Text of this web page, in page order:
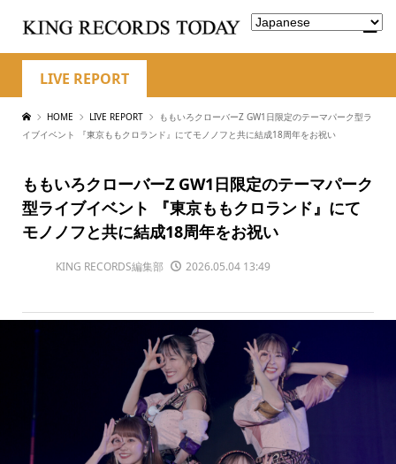
LIVE REPORT
HOME LIVE REPORT
ももいろクローバーZ GW1日限定のテーマパーク型ラ
イブイベント 『東京ももクロランド』にてモノノフと共に結成18周年をお祝い
ももいろクローバーZ GW1日限定のテーマパーク
型ライブイベント 『東京ももクロランド』にて
モノノフと共に結成18周年をお祝い
KING RECORDS編集部 2026.05.04 13:49